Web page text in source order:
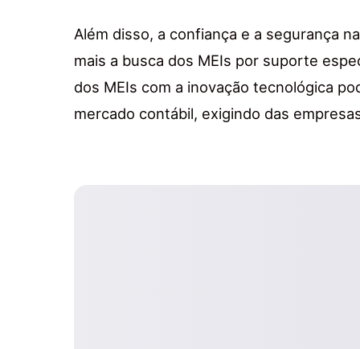
Além disso, a confiança e a segurança
mais a busca dos MEIs por suporte
dos MEIs com a inovação tecnológica
mercado contábil, exigindo das